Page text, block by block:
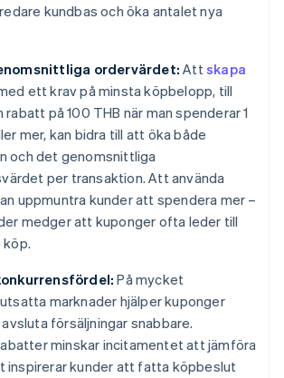
kundbas och öka antalet nya
ordervärdet: Attskapa
ett krav på minsta köpbelopp, till
på 100 THB när man spenderar 1
mer, kan bidra till att öka både
och det genomsnittliga
per transaktion. Att använda
uppmuntra kunder att spendera mer –
medger att kuponger ofta leder till
köp.
På mycket
marknader hjälper kuponger
försäljningar snabbare.
minskar incitamentet att jämföra
inspirerar kunder att fatta köpbeslut